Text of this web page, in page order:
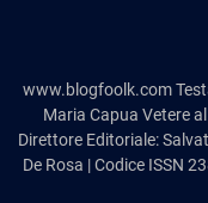
www.blogfoolk.com
Maria Capua Vetere
Direttore Editoriale:
De Rosa | Codice ISSN